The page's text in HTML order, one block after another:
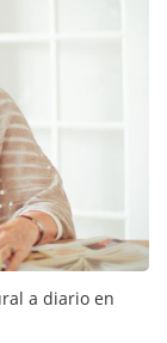
a diario en